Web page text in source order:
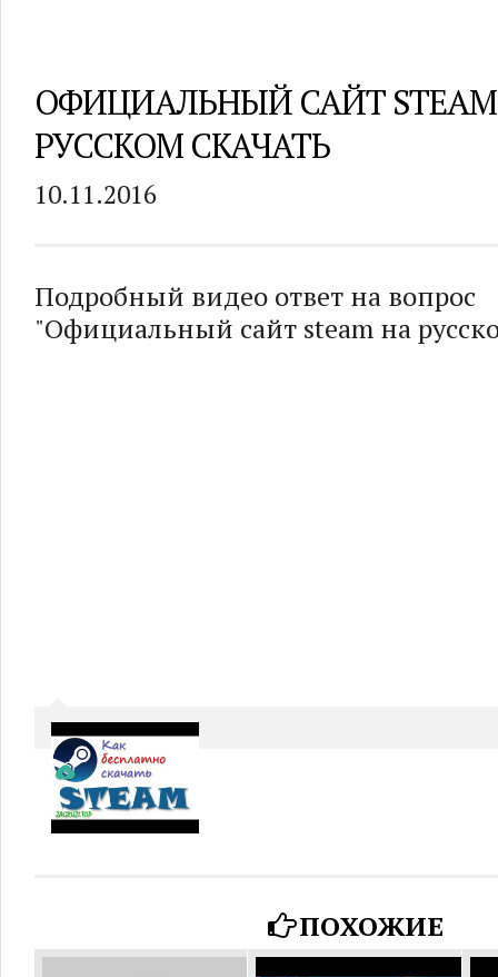
ОФИЦИАЛЬНЫЙ САЙТ
РУССКОМ СКАЧАТЬ
10.11.2016
Подробный видео ответ на вопрос
"Официальный сайт steam на
ПОХОЖИЕ